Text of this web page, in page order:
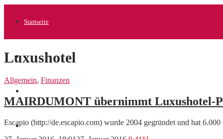
Startseite
Allgemein
News
Luxushotel
Allgemein, Finanzen
MAIRDUMONT übernimmt Luxushotel-
Escapio (http://de.escapio.com) wurde 2004 gegründet und hat